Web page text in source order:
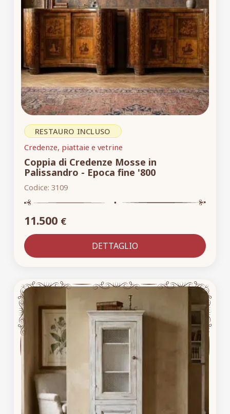
RESTAURO INCLUSO
Credenze, piattaie e vetrine
Coppia di Credenze Mosse in
Palissandro - Epoca fine '800
Codice: 3109
11.500 €
DETTAGLIO